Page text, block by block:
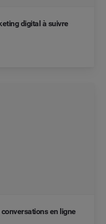
digital à suivre
en ligne